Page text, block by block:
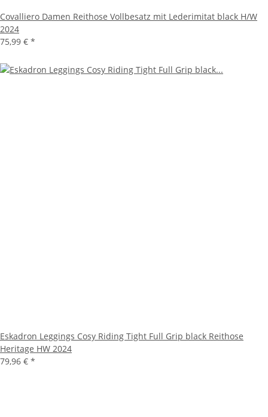
Covalliero Damen Reithose Vollbesatz mit Lederimitat black H/W
2024
75,99 € *
Eskadron Leggings Cosy Riding Tight Full Grip black Reithose
Heritage HW 2024
79,96 € *